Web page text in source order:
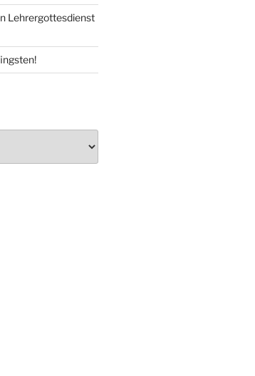
Lehrergottesdienst